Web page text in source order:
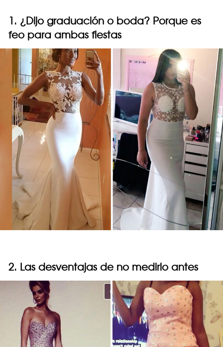
1. ¿Dijo graduación o boda? Porque es
feo para ambas fiestas
2. Las desventajas de no medirlo antes